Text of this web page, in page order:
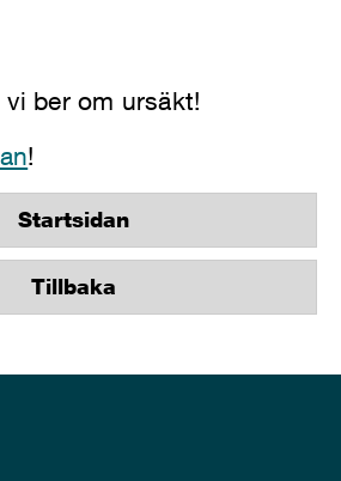
ber om ursäkt!
!
Startsidan
Tillbaka